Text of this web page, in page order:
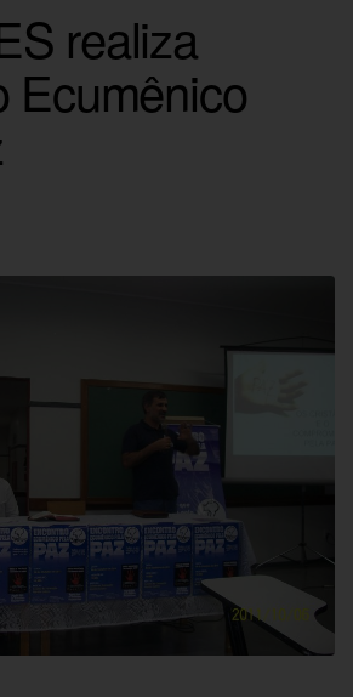
realiza
Ecumênico